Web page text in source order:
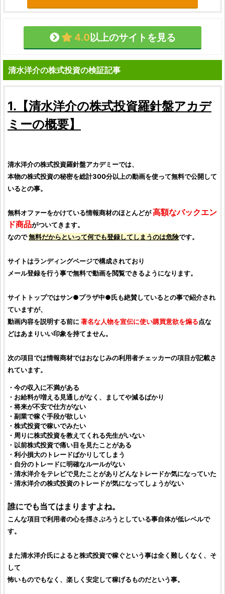
4.0以上のサイトを見る
清水洋介の株式投資の検証記事
1.【清水洋介の株式投資羅針盤アカデ
ミーの概要】
清水洋介の株式投資羅針盤アカデミーでは、
本物の株式投資の秘密を総計300分以上の動画を使って無料で公開して
いるとの事。
無料オファーをかけている情報商材のほとんどが高額なバックエン
ド商品がついてきます。
なので無料だからといって何でも登録してしまうのは危険です。
サイトはランディングページで構成されており
メール登録を行う事で無料で動画を閲覧できるようになります。
サイトトップではサン●プラザ中●氏も絶賛しているとの事で紹介され
ていますが、
動画内容を説明する前に 著名な人物を宣伝に使い購買意欲を煽る点な
どはあまりいい印象を持てません。
次の項目では情報商材ではおなじみの利用者チェッカーの項目が記載さ
れています。
・今の収入に不満がある
・お給料が増える見通しがなく、ましてや減るばかり
・将来が不安で仕方がない
・副業で稼ぐ手段が欲しい
・ 株式投資で稼いでみたい
・周りに株式投資を教えてくれる先生がいない
・以前株式投資で痛い目を見たことがある
・利小損大のトレードばかりしてしまう
・自分のトレードに明確なルールがない
・ 清水洋介をテレビで見たことがありどんなトレードか気になっていた
・ 清水洋介の株式投資のトレードが気になってしょうがない
誰にでも当てはまりますよね。
こんな項目で利用者の心を揺さぶろうとしている事自体が低レベルで
す。
また清水洋介氏によると株式投資で稼ぐという事は全く難しくなく、そ
して
怖いものでもなく、楽しく安定して稼げるものだという事。